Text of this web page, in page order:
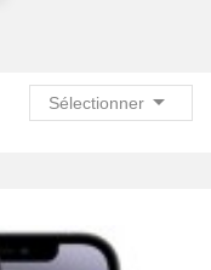
Sélectionner 